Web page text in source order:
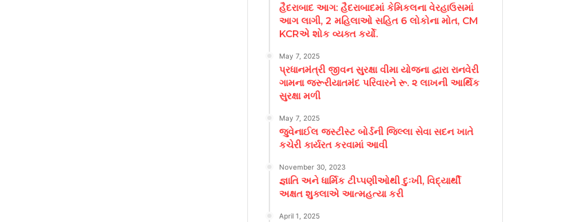
હૈદરાબાદ આગ: હૈદરાબાદમાં કેમિકલના વેરહાઉસમાં
આગ લાગી, 2 મહિલાઓ સહિત 6 લોકોના મોત, CM
KCRએ શોક વ્યક્ત કર્યો.
May 7, 2025
પ્રધાનમંત્રી જીવન સુરક્ષા વીમા યોજના દ્વારા રાનવેરી
ગામના જરૂરીયાતમંદ પરિવારને રૂ. ૨ લાખની આર્થિક
સુરક્ષા મળી
May 7, 2025
જુવેનાઈલ જસ્ટીસ્ટ બોર્ડની જિલ્લા સેવા સદન ખાતે
કચેરી કાર્યરત કરવામાં આવી
November 30, 2023
જ્ઞાતિ અને ધાર્મિક ટીપ્પણીઓથી દુઃખી, વિદ્યાર્થી
અક્ષત શુક્લાએ આત્મહત્યા કરી
April 1, 2025